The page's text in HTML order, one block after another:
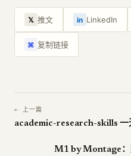
𝕏 推文 in LinkedIn
⌘ 复制链接
← 上一篇
M1 by Montage：